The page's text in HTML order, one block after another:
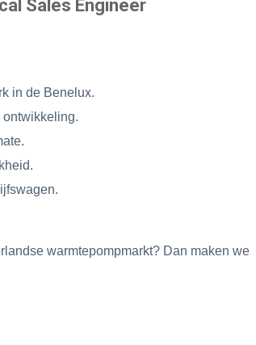
Sales Engineer
in de Benelux.
ontwikkeling.
warmtepompmarkt? Dan maken we